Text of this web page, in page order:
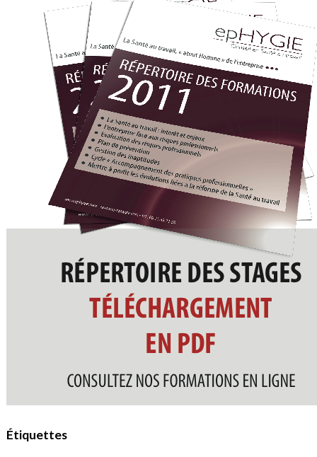
Étiquettes